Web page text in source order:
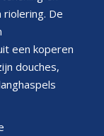
De
een koperen
douches,